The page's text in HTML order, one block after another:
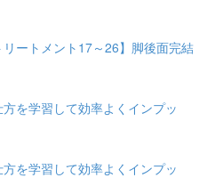
ートメント17～26】脚後面完結
を学習して効率よくインプッ
を学習して効率よくインプッ